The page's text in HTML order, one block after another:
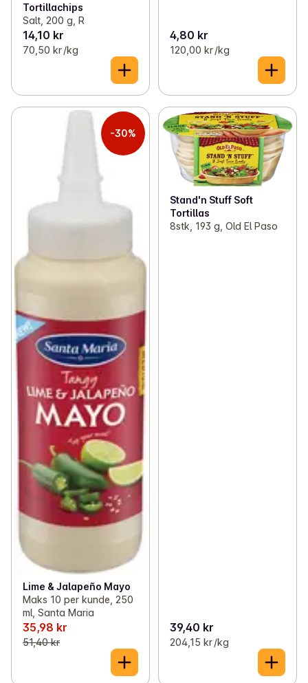
Tortillachips
Salt, 200 g, R
14,10 kr
70,50 kr /kg
4,80 kr
120,00 kr /kg
-30%
Lime & Jalapeño Mayo
Maks 10 per kunde, 250
ml, Santa Maria
35,98 kr
51,40 kr
Stand'n Stuff Soft
Tortillas
8stk, 193 g, Old El Paso
39,40 kr
204,15 kr /kg